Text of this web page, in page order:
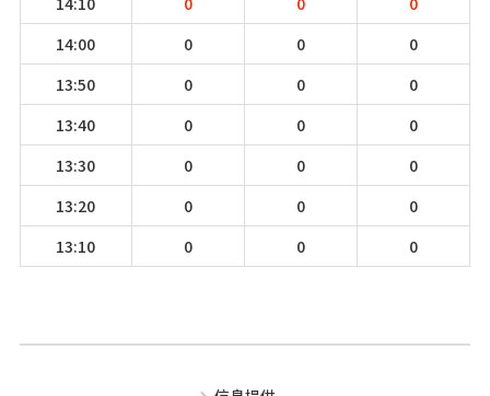
14:00
0 0
0
13:50
0 0
0
13:40
0 0
0
13:30
0 0
0
13:20
0 0
0
13:10
0 0 0